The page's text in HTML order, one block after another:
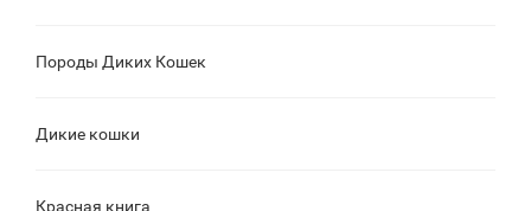
Породы Диких Кошек
Дикие кошки
Красная книга